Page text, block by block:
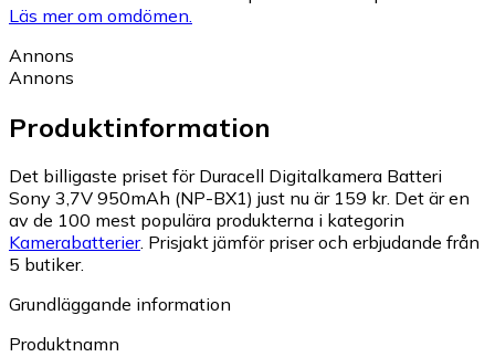
Läs mer om omdömen.
Annons
Annons
Produktinformation
Det billigaste priset för Duracell Digitalkamera Batteri
Sony 3,7V 950mAh (NP-BX1) just nu är 159 kr. Det är en
av de 100 mest populära produkterna i kategorin
Kamerabatterier. Prisjakt jämför priser och erbjudande från
5 butiker.
Grundläggande information
Produktnamn